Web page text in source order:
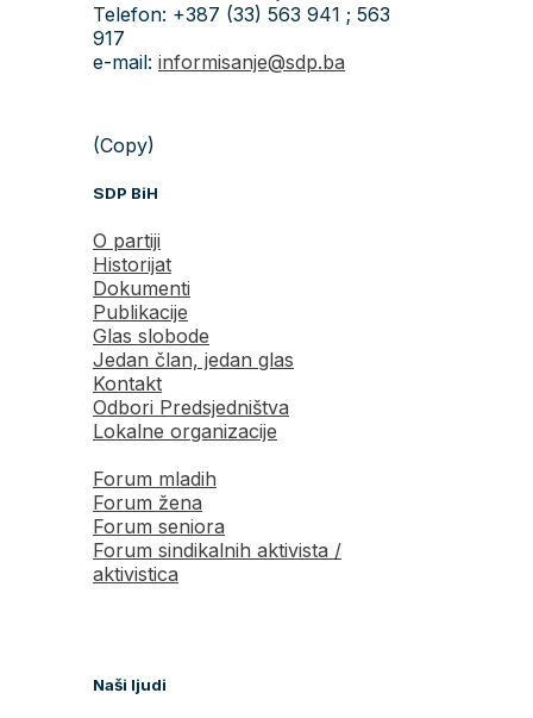
Telefon: +387 (33) 563 941 ; 563
917
e-mail: informisanje@sdp.ba
(Copy)
SDP BiH
O partiji
Historijat
Dokumenti
Publikacije
Glas slobode
Jedan član, jedan glas
Kontakt
Odbori Predsjedništva
Lokalne organizacije
Forum mladih
Forum žena
Forum seniora
Forum sindikalnih aktivista /
aktivistica
Naši ljudi